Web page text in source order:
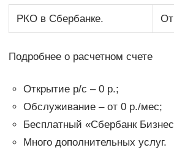
РКО в Сбербанке.
Подробнее о расчетном счете
Открытие р/с – 0 р.;
Обслуживание – от 0 р./мес;
Бесплатный «Сбербанк
Много дополнительных услуг.